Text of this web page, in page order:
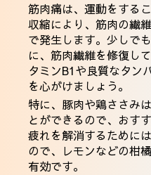
筋肉痛は、運動をする
収縮により、筋肉の繊
で発生します。少しで
に、筋肉繊維を修復し
タミンB1や良質なタン
を心がけましょう。
特に、豚肉や鶏ささみ
とができるので、おす
疲れを解消するために
ので、レモンなどの柑
有効です。